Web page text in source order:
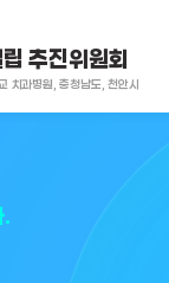
추진위원회
치과병원, 충청남도, 천안시
.